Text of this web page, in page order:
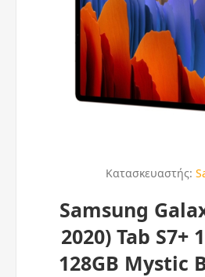
Κατασκευαστής:
Samsung
2020) Tab S7+
128GB Mystic